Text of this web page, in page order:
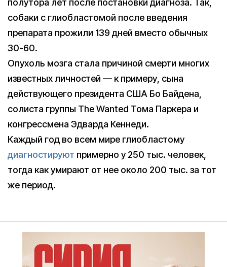
полутора лет после постановки диагноза. Так,
собаки с глиобластомой после введения
препарата прожили 139 дней вместо обычных
30-60.
Опухоль мозга стала причиной смерти многих
известных личностей — к примеру, сына
действующего президента США Бо Байдена,
солиста группы The Wanted Тома Паркера и
конгрессмена Эдварда Кеннеди.
Каждый год во всем мире глиобластому
диагностируют примерно у 250 тыс. человек,
тогда как умирают от нее около 200 тыс. за тот
же период.